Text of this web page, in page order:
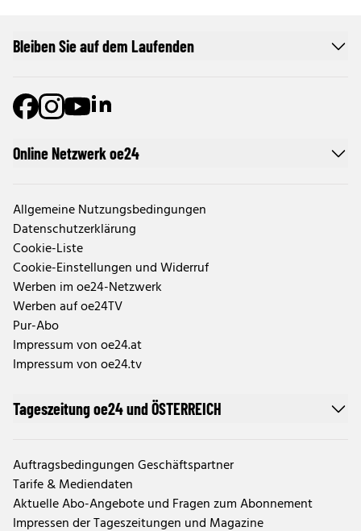
Online Netzwerk oe24
Allgemeine Nutzungsbedingungen
Datenschutzerklärung
Cookie-Liste
Cookie-Einstellungen und Widerruf
Werben im oe24-Netzwerk
Werben auf oe24TV
Pur-Abo
Impressum von oe24.at
Impressum von oe24.tv
Tageszeitung oe24 und ÖSTERREICH
Auftragsbedingungen Geschäftspartner
Tarife & Mediendaten
Aktuelle Abo-Angebote und Fragen zum Abonnement
Impressen der Tageszeitungen und Magazine
Bleiben Sie auf dem Laufenden